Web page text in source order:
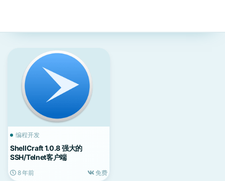
编程开发
ShellCraft 1.0.8 强大的
SSH/Telnet客户端
8 年前 免费